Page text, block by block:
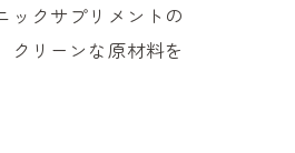
ックサプリメントの
リーンな原材料を